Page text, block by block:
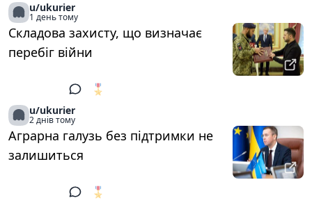
u/ukurier
1 день тому
Складова захисту, що визначає
перебіг війни
🎖️
u/ukurier
2 днів тому
Аграрна галузь без підтримки не
залишиться
🎖️